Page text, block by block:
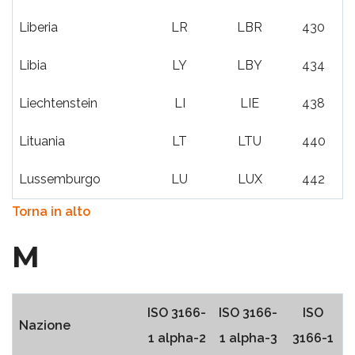
Liberia LR LBR 430
Libia LY LBY 434
Liechtenstein LI LIE 438
Lituania LT LTU 440
Lussemburgo LU LUX 442
Torna in alto
M
Nazione
ISO 3166-
1 alpha-2
ISO 3166-
1 alpha-3
ISO
3166-1